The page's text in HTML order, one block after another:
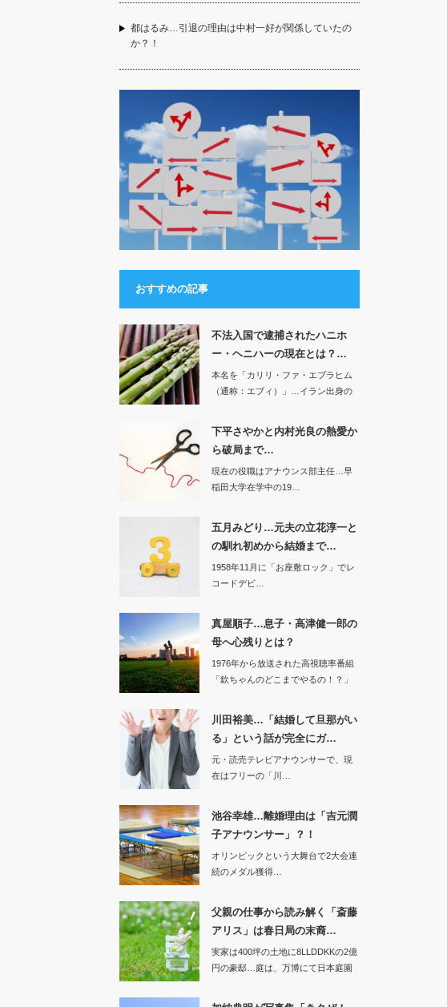
都はるみ…引退の理由は中村一好が関係していたの
か？！
おすすめの記事
不法入国で逮捕されたハニホ
ー・ヘニハーの現在とは？…
本名を「カリリ・ファ・エブラヒム
（通称：エブィ）」…イラン出身の
下平さやかと内村光良の熱愛か
ら破局まで…
現在の役職はアナウンス部主任…早
稲田大学在学中の19…
五月みどり…元夫の立花淳一と
の馴れ初めから結婚まで…
1958年11月に「お座敷ロック」でレ
コードデビ…
真屋順子…息子・高津健一郎の
母へ心残りとは？
1976年から放送された高視聴率番組
「欽ちゃんのどこまでやるの！？」
川田裕美…「結婚して旦那がい
る」という話が完全にガ…
元・読売テレビアナウンサーで、現
在はフリーの「川…
池谷幸雄…離婚理由は「吉元潤
子アナウンサー」？！
オリンピックという大舞台で2大会連
続のメダル獲得…
父親の仕事から読み解く「斎藤
アリス」は春日局の末裔…
実家は400坪の土地に8LLDDKKの2億
円の豪邸…庭は、万博にて日本庭園